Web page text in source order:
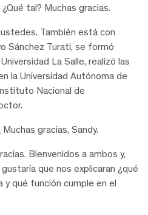
¿Qué tal? Muchas gracias.
También está con
Sánchez Turati, se formó
La Salle, realizó las
la Universidad Autónoma de
Nacional de
Muchas gracias, Sandy.
Bienvenidos a ambos y,
que nos explicaran ¿qué
qué función cumple en el